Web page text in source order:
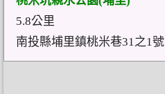
5.8公里
南投縣埔里鎮桃米巷31之1號